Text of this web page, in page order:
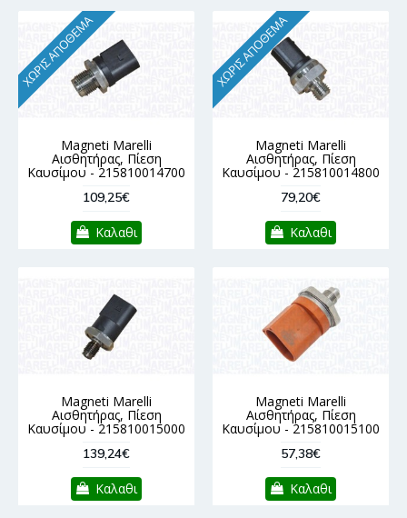
ΧΩΡΊΣ ΑΠΌΘΕΜΑ
Magneti Marelli
Αισθητήρας, Πίεση
Καυσίμου - 215810014700
109,25€
Καλαθι
ΧΩΡΊΣ ΑΠΌΘΕΜΑ
Magneti Marelli
Αισθητήρας, Πίεση
Καυσίμου - 215810014800
79,20€
Καλαθι
Magneti Marelli
Αισθητήρας, Πίεση
Καυσίμου - 215810015000
139,24€
Καλαθι
Magneti Marelli
Αισθητήρας, Πίεση
Καυσίμου - 215810015100
57,38€
Καλαθι